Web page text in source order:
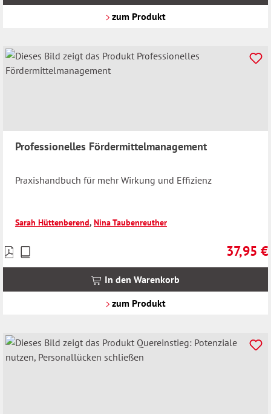
zum Produkt
Professionelles Fördermittelmanagement
Praxishandbuch für mehr Wirkung und Effizienz
Sarah Hüttenberend, Nina Taubenreuther
37,95 €
Preise
inkl.
In den Warenkorb
zum Produkt